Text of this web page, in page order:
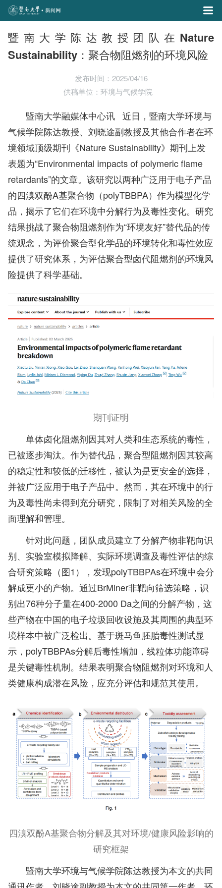
暨南大学陈达教授团队在Nature
Sustainability：聚合物阻燃剂的环境风险
发布时间：2025/04/16
供稿单位：环境与气候学院
暨南大学融媒体中心讯 近日，暨南大学环境与
气候学院陈达教授、刘晓途副教授及其他合作者在环
境领域顶级期刊《Nature Sustainability》期刊上发
表题为“Environmental impacts of polymeric flame
retardants”的文章。该研究以两种广泛用于电子产品
的四溴双酚A基聚合物（polyTBBPA）作为模型化学
品，揭示了它们在环境中分解行为及毒性变化。研究
结果挑战了聚合物阻燃剂作为“环境友好”替代品的传
统观念，为评价聚合型化学品的环境转化和毒性效应
提供了研究体系，为评估聚合型卤代阻燃剂的环境风
险提供了科学基础。
期刊证明
单体卤化阻燃剂因其对人类和生态系统的毒性，
已被逐步淘汰。作为替代品，聚合型阻燃剂因其较高
的稳定性和较低的迁移性，被认为是更安全的选择，
并被广泛应用于电子产品中。然而，其在环境中的行
为及毒性尚未得到充分研究，限制了对相关风险的全
面理解和管理。
针对此问题，团队成员建立了分解产物非靶向识
别、实验室模拟降解、实际环境调查及毒性评估的综
合研究策略（图1），发现polyTBBPAs在环境中会分
解成更小的产物。通过BrMiner非靶向筛选策略，识
别出76种分子量在400-2000 Da之间的分解产物，这
些产物在中国的电子垃圾回收设施及其周围的典型环
境样本中被广泛检出。基于斑马鱼胚胎毒性测试显
示，polyTBBPAs分解后毒性增加，线粒体功能障碍
是关键毒性机制。结果表明聚合物阻燃剂对环境和人
类健康构成潜在风险，应充分评估和规范其使用。
四溴双酚A基聚合物分解及其对环境/健康风险影响的
研究框架
暨南大学环境与气候学院陈达教授为本文的共同